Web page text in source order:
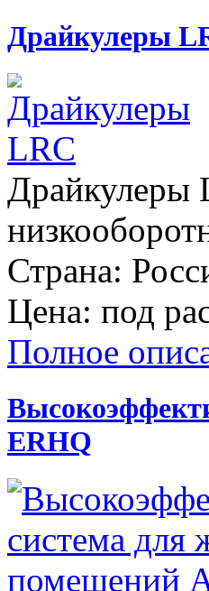
Драйкулеры
Драйкулеры
Страна:
Цена: под
Полное
ERHQ